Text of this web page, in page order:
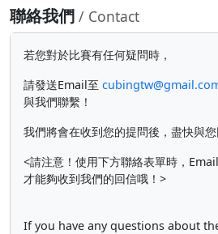
聯絡我們 / Contact
若您對於比賽有任何疑問時，
請發送Email至
與我們聯繫！
我們將會在收到您的提問後，盡快與您
<請注意！使用下方聯絡表單時，
才能夠收到我們的回信哦！>
If you have any questions about